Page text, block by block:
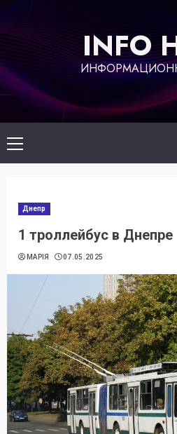
содержимому
INFO
Основное
меню
Днепр
1 троллейбус в Днепре
МАРІЯ 07.05.2025